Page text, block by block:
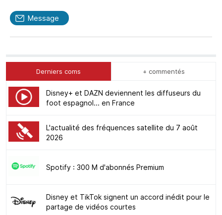
Message
Derniers coms + commentés
Disney+ et DAZN deviennent les diffuseurs du
foot espagnol... en France
L'actualité des fréquences satellite du 7 août
2026
Spotify : 300 M d'abonnés Premium
Disney et TikTok signent un accord inédit pour le
partage de vidéos courtes